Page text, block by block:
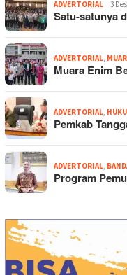
ADVERTORIAL 3
Satu-satunya
ADVERTORIAL,
Muara Enim
ADVERTORIAL,
Pemkab
ADVERTORIAL,
Program